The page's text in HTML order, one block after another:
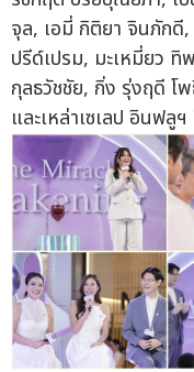
จุล, เอมี่ กิติยา จินภัก
ปรีด์เปรม, มะเหมี่ยว
กุลธวัชชัย, กิ่ง รุ่งฤดี โ
และเหล่าเซเลป อินฟลู